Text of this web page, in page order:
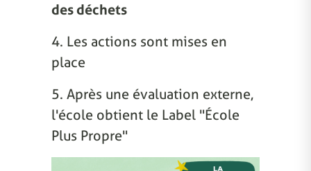
des déchets
4. Les actions sont mises en
place
5. Après une évaluation externe,
l'école obtient le Label "École
Plus Propre"